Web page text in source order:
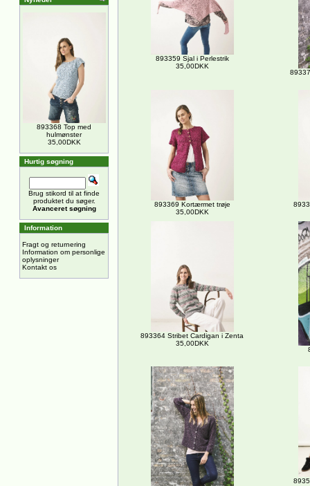
893368 Top med
hulmønster
35,00DKK
Hurtig søgning
Brug stikord til at finde
produktet du søger.
Avanceret søgning
Information
Fragt og returnering
Information om personlige
oplysninger
Kontakt os
893359 Sjal i Perlestrik
35,00DKK
893369 Kortærmet trøje
35,00DKK
893364 Stribet Cardigan i Zenta
35,00DKK